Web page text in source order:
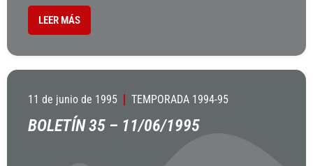
LEER MÁS
11 de junio de 1995 TEMPORADA 1994-95
BOLETÍN 35 – 11/06/1995